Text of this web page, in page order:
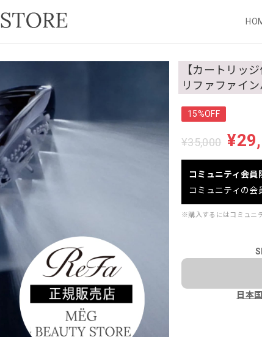
【カートリッ
リファファイ
15%OFF
¥35,000
コミュニティ会員
コミュニティの会
※購入するにはコミュニ
日本